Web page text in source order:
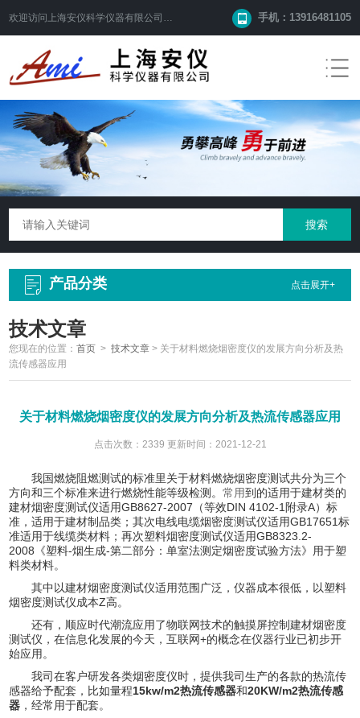
欢迎访问 上海安仪科学仪器有限公司 网站！ 手机：13916481105
产品分类 点击展开+
技术文章
您现在的位置：首页 >技术文章 > 关于材料燃烧烟密度仪的发展方向分析及热
流传感器应用
关于材料燃烧烟密度仪的发展方向分析及热流传感器应用
点击次数：2339 更新时间：2021-12-21
我国燃烧阻燃测试的标准里关于材料燃烧烟密度测试共分为三个
方向和三个标准来进行燃烧性能等级检测。常用到的适用于建材类的
建材烟密度测试仪适用GB8627-2007（等效DIN 4102-1附录A）标
准，适用于建材制品类；其次电线电缆烟密度测试仪适用GB17651标
准适用于线缆类材料；再次塑料烟密度测试仪适用GB8323.2-
2008《塑料-烟生成-第二部分：单室法测定烟密度试验方法》用于塑
料类材料。
其中以建材烟密度测试仪适用范围广泛，仪器成本很低，以塑料
烟密度测试仪成本Z高。
还有，顺应时代潮流应用了物联网技术的触摸屏控制建材烟密度
测试仪，在信息化发展的今天，互联网+的概念在仪器行业已初步开
始应用。
我司在客户研发各类烟密度仪时，提供我司生产的各款的热流传
感器给予配套，比如量程15kw/m2热流传感器和20KW/m2热流传感
器 ，经常用于配套。